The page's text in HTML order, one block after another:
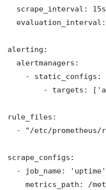
  scrape_interval: 15s
alerting:
  alertmanagers:
    - static_configs:
- targets:
rule_files:
- "/etc/prometheus/
scrape_configs:
  - job_name: 'uptime'
metrics_path: /